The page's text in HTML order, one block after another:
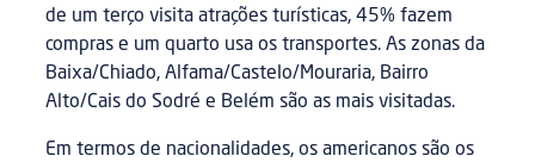
de um terço visita atrações turísticas, 45% fazem
compras e um quarto usa os transportes. As zonas da
Baixa/Chiado, Alfama/Castelo/Mouraria, Bairro
Alto/Cais do Sodré e Belém são as mais visitadas.
Em termos de nacionalidades, os americanos são os